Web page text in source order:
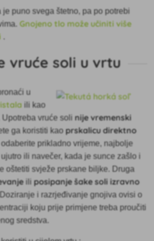
puno svega štetno, pa po potrebi
Gnojeno tlo može učiniti više
.
vruće soli u vrtu
u
ili kao
Upotreba vruće solinije vremenski
ga koristiti kaoprskalicu direktno
odaberite prikladno vrijeme, najbolje
ili navečer, kada je sunce zašlo i
oštetiti svježe prskane biljke. Druga
iliposipanje šake soli izravno
i razrjeđivanje gnojiva ovisi o
koju prije primjene treba proučiti
sredstva.